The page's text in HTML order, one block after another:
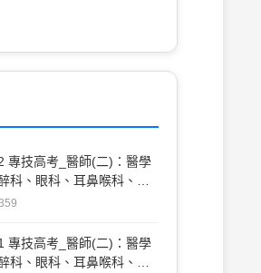
） (D)臨床分期是懷孕
endometrioid
clear
(B)大多數子宮內膜癌病患
）與type I子
，為其重要之危險因子
到子宮以外的器官
專技高考_醫師(二)：醫學
科、眼科、耳鼻喉科、婦
科目及其相關臨床實例與
專技高考_醫師(二)：醫學
科、眼科、耳鼻喉科、婦